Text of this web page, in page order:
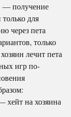
— получение
только для
через пета
только
лечит пета
игр по-
хейт на хозяина